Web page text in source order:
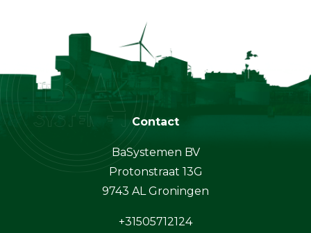
Contact
BaSystemen BV
Protonstraat 13G
9743 AL Groningen
+31505712124